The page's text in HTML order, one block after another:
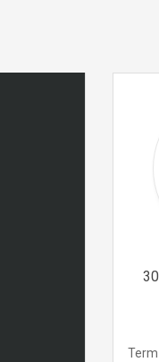
30
Term